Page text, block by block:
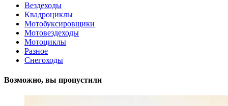
Вездеходы
Квадроциклы
Мотобуксировщики
Мотовездеходы
Мотоциклы
Разное
Снегоходы
Возможно, вы пропустили